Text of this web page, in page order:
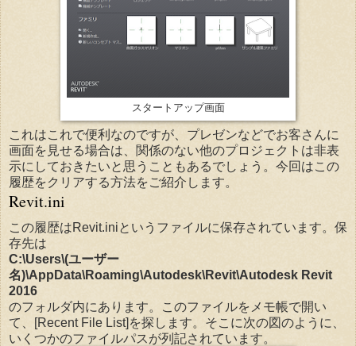
スタートアップ画面
これはこれで便利なのですが、プレゼンなどでお客さんに
画面を見せる場合は、関係のない他のプロジェクトは非表
示にしておきたいと思うこともあるでしょう。今回はこの
履歴をクリアする方法をご紹介します。
Revit.ini
この履歴はRevit.iniというファイルに保存されています。保
存先は
C:\Users\(ユーザー
名)\AppData\Roaming\Autodesk\Revit\Autodesk Revit
2016
のフォルダ内にあります。このファイルをメモ帳で開い
て、[Recent File List]を探します。そこに次の図のように、
いくつかのファイルパスが列記されています。